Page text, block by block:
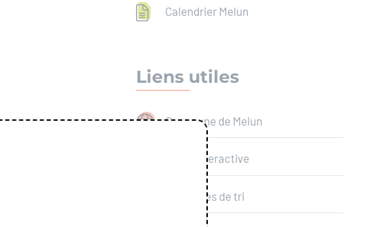
Calendrier Melun
Liens utiles
Commune de Melun
Carte interactive
Consignes de tri